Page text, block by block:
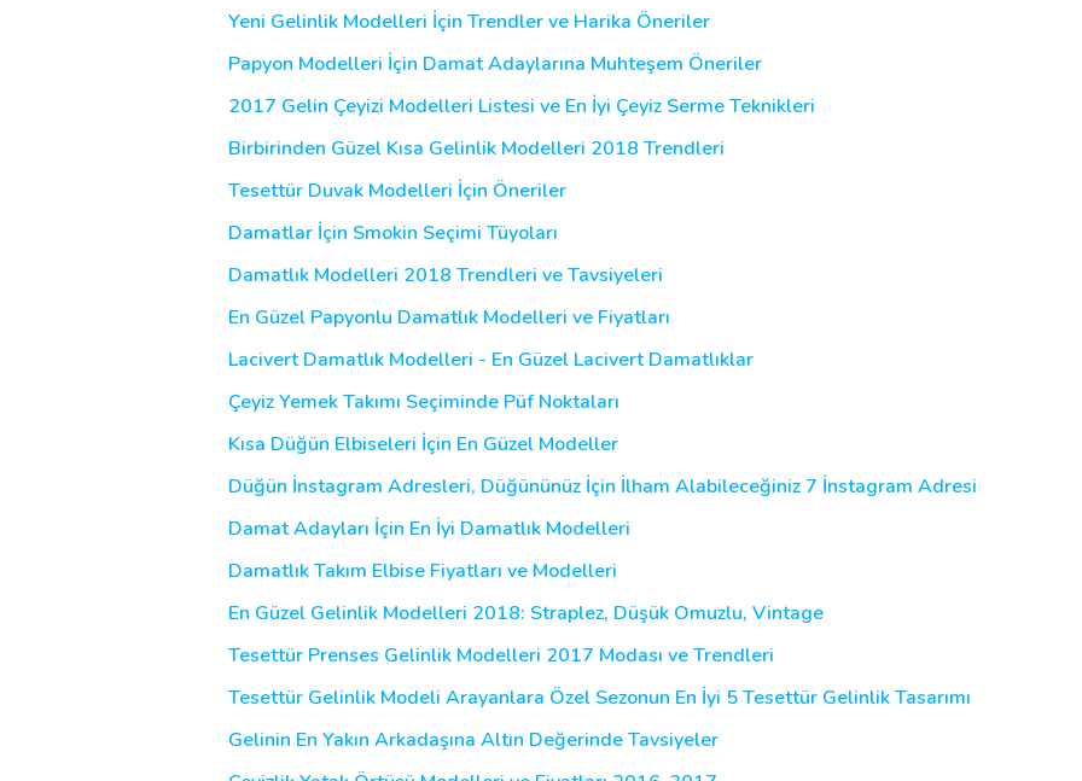
Yeni Gelinlik Modelleri İçin Trendler ve Harika Öneriler
Papyon Modelleri İçin Damat Adaylarına Muhteşem Öneriler
2017 Gelin Çeyizi Modelleri Listesi ve En İyi Çeyiz Serme Teknikleri
Birbirinden Güzel Kısa Gelinlik Modelleri 2018 Trendleri
Tesettür Duvak Modelleri İçin Öneriler
Damatlar İçin Smokin Seçimi Tüyoları
Damatlık Modelleri 2018 Trendleri ve Tavsiyeleri
En Güzel Papyonlu Damatlık Modelleri ve Fiyatları
Lacivert Damatlık Modelleri - En Güzel Lacivert Damatlıklar
Çeyiz Yemek Takımı Seçiminde Püf Noktaları
Kısa Düğün Elbiseleri İçin En Güzel Modeller
Düğün İnstagram Adresleri, Düğününüz İçin İlham Alabileceğiniz 7 İnstagram Adresi
Damat Adayları İçin En İyi Damatlık Modelleri
Damatlık Takım Elbise Fiyatları ve Modelleri
En Güzel Gelinlik Modelleri 2018: Straplez, Düşük Omuzlu, Vintage
Tesettür Prenses Gelinlik Modelleri 2017 Modası ve Trendleri
Tesettür Gelinlik Modeli Arayanlara Özel Sezonun En İyi 5 Tesettür Gelinlik Tasarımı
Gelinin En Yakın Arkadaşına Altın Değerinde Tavsiyeler